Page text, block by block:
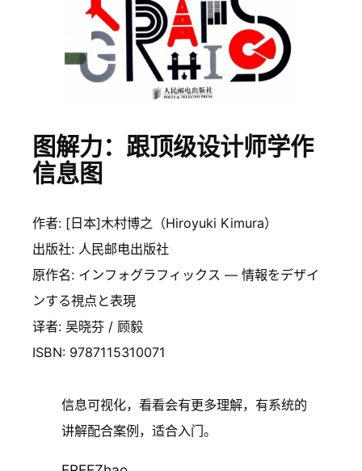
图解力：跟顶级设计师学作
信息图
作者: [日本]木村博之（Hiroyuki Kimura）
出版社: 人民邮电出版社
原作名: インフォグラフィックス ― 情報をデザイ
ンする視点と表現
译者: 吴晓芬 / 顾毅
ISBN: 9787115310071
信息可视化，看看会有更多理解，有系统的
讲解配合案例，适合入门。